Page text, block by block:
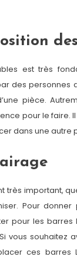
est très
des personnes
pièce.
pour le faire.
dans une autre
très important,
Pour donner
pour les barres
vous souhaitez
ces barres